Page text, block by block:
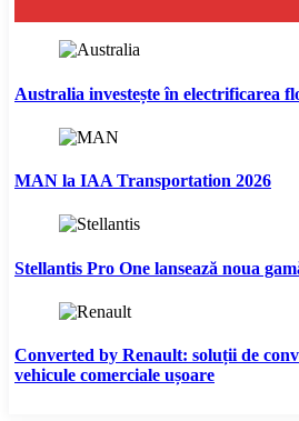
Australia investește în electrificarea
MAN la IAA Transportation 2026
Stellantis Pro One lansează noua
Converted by Renault: soluții de
vehicule comerciale ușoare